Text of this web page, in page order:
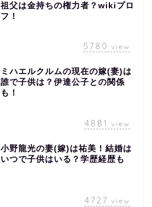
祖父は金持ちの権力者？wikiプロ
フ！
5780 view
ミハエルクルムの現在の嫁(妻)は
誰で子供は？伊達公子との関係
も！
4881 view
小野龍光の妻(嫁)は祐美！結婚は
いつで子供はいる？学歴経歴も
4727 view